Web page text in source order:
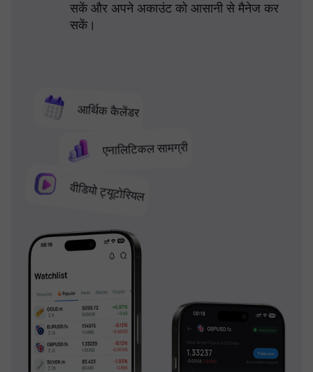
आर्थिक कैलेंडर
एनालिटिकल सामग्री
वीडियो ट्यूटोरियल
सकें और अपने अकाउंट को आसानी से मैनेज कर
सकें।